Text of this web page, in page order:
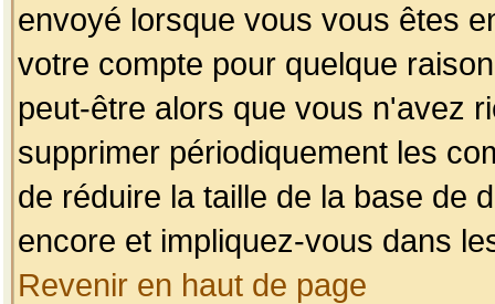
envoyé lorsque vous vous êtes
votre compte pour quelque
peut-être alors que vous n'avez
supprimer périodiquement les
de réduire la taille de la base de
encore et impliquez-vous dans
Revenir en haut de page